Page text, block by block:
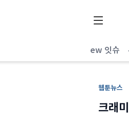
New 잇슈
웹툰뉴스
크래